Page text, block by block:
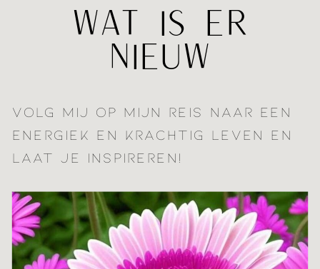
VOLG MIJ OP MIJN REIS NAAR EEN
ENERGIEK EN KRACHTIG LEVEN EN
LAAT JE INSPIREREN!
WAT IS ER
NIEUW